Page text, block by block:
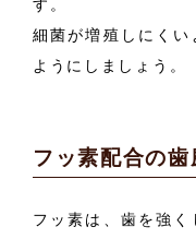
す。
細菌が増殖しにく
ようにしましょう。
フッ素配合の歯
フッ素は、歯を強く